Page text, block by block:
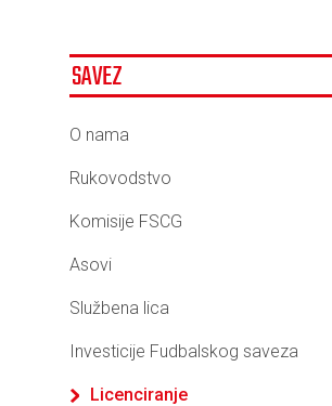
SAVEZ
O nama
Rukovodstvo
Komisije FSCG
Asovi
Službena lica
Investicije Fudbalskog saveza
Licenciranje